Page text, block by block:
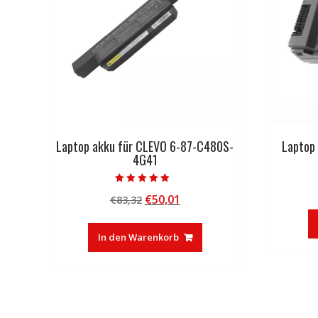
Laptop akku für CLEVO 6-87-C480S-
4G41
4.50
von 5
€83,32 Ursprünglicher
war:
€83,32
€50,01
ist:
€50,01.
In den Warenkorb
Laptop